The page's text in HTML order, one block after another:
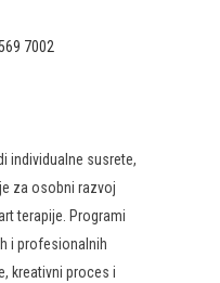
7002
individualne susrete,
za osobni razvoj
terapije. Programi
i profesionalnih
kreativni proces i